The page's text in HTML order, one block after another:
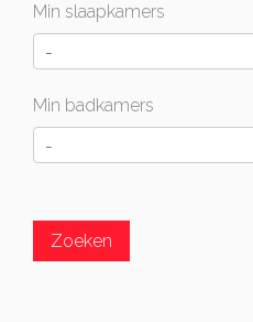
Min slaapkamers
-
Min badkamers
-